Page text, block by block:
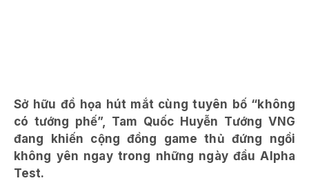
Sở hữu đồ họa hút mắt cùng tuyên bố “không
có tướng phế”, Tam Quốc Huyễn Tướng VNG
đang khiến cộng đồng game thủ đứng ngồi
không yên ngay trong những ngày đầu Alpha
Test.